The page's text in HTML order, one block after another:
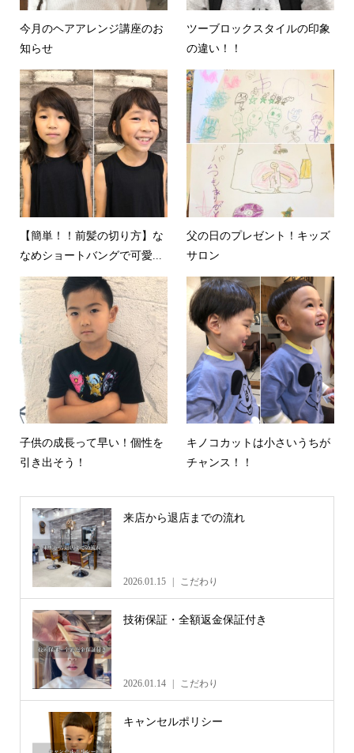
今月のヘアアレンジ講座のお
知らせ
ツーブロックスタイルの印象
の違い！！
【簡単！！前髪の切り方】な
なめショートバングで可愛...
父の日のプレゼント！キッズ
サロン
子供の成長って早い！個性を
引き出そう！
キノコカットは小さいうちが
チャンス！！
来店から退店までの流れ
2026.01.15 こだわり
技術保証・全額返金保証付き
2026.01.14 こだわり
キャンセルポリシー